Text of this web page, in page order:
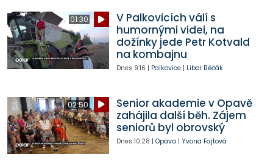
01:30
V Palkovicích válí s
humornými videi, na
dožínky jede Petr Kotvald
na kombajnu
Dnes 9:16 | Palkovice| Libor Běčák
02:50
Senior akademie v Opavě
zahájila další běh. Zájem
seniorů byl obrovský
Dnes 10:28 | Opava | Yvona Fajtová